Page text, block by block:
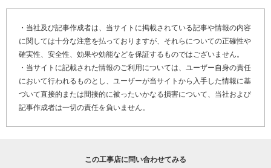
・当社及び記事作成者は、当サイトに掲載されている記事や情報の内容
に関しては十分な注意を払っておりますが、それらについての正確性や
確実性、安全性、効果や効能などを保証するものではございません。
・当サイトに記載された情報のご利用については、ユーザー自身の責任
において行われるものとし、ユーザーが当サイトから入手した情報に基
づいて直接的または間接的に被ったいかなる損害について、当社および
記事作成者は一切の責任を負いません。
この工事店に問い合わせてみる